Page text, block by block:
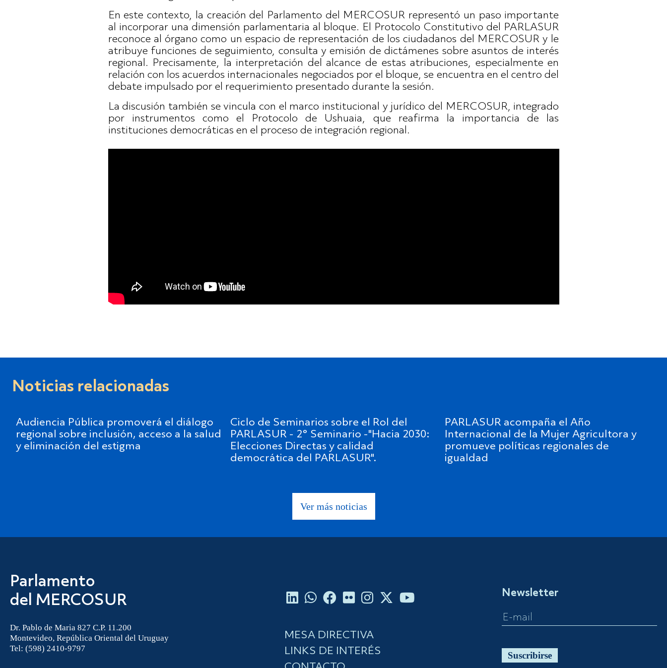
En este contexto, la creación del Parlamento del MERCOSUR representó un paso importante
al incorporar una dimensión parlamentaria al bloque. El Protocolo Constitutivo del PARLASUR
reconoce al órgano como un espacio de representación de los ciudadanos del MERCOSUR y le
atribuye funciones de seguimiento, consulta y emisión de dictámenes sobre asuntos de interés
regional. Precisamente, la interpretación del alcance de estas atribuciones, especialmente en
relación con los acuerdos internacionales negociados por el bloque, se encuentra en el centro del
debate impulsado por el requerimiento presentado durante la sesión.
La discusión también se vincula con el marco institucional y jurídico del MERCOSUR, integrado
por instrumentos como el Protocolo de Ushuaia, que reafirma la importancia de las
instituciones democráticas en el proceso de integración regional.
Noticias relacionadas
Audiencia Pública promoverá el diálogo
regional sobre inclusión, acceso a la salud
y eliminación del estigma
Ciclo de Seminarios sobre el Rol del
PARLASUR - 2° Seminario -"Hacia 2030:
Elecciones Directas y calidad
democrática del PARLASUR".
PARLASUR acompaña el Año
Internacional de la Mujer Agricultora y
promueve políticas regionales de
igualdad
Ver más noticias
Parlamento
del MERCOSUR
Dr. Pablo de Maria 827 C.P. 11.200
Montevideo, República Oriental del Uruguay
Tel: (598) 2410-9797
LINKS DE INTERÉS
MESA DIRECTIVA
Newsletter
Suscribirse